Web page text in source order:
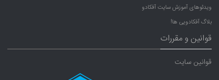
ویدئوهای آموزش سایت آفکادو
بلاگ آفکادویی ها!
قوانین و مقررات
قوانین سایت